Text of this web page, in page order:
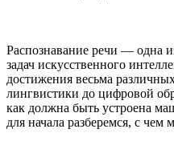
Распознавание речи — одна
задач искусственного
достижения весьма
лингвистики до цифровой
как должна быть устроена
для начала разберемся, с чем